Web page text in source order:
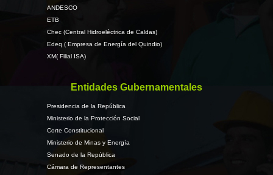
ANDESCO
ETB
Chec (Central Hidroeléctrica de Caldas)
Edeq ( Empresa de Energía del Quindio)
XM( Filial ISA)
Entidades Gubernamentales
Presidencia de la República
Ministerio de la Protección Social
Corte Constitucional
Ministerio de Minas y Energía
Senado de la República
Cámara de Representantes